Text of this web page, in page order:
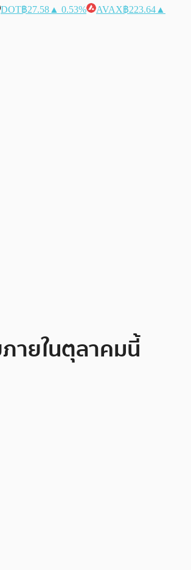
DOT฿27.58 ▲ 0.53% AVAX฿223.64 ▲
ภายในตุลาคมนี้